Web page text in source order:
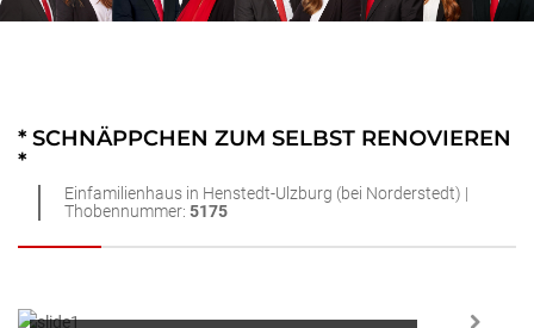
* SCHNÄPPCHEN ZUM SELBST RENOVIEREN
*
Einfamilienhaus in Henstedt-Ulzburg (bei Norderstedt) |
Thobennummer: 5175